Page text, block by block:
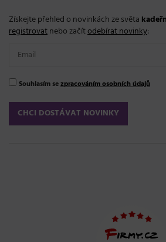
Získejte přehled o novinkách ze světa
registrovatnebo začítodebírat novinky:
Souhlasím sezpracováním osobních údajů